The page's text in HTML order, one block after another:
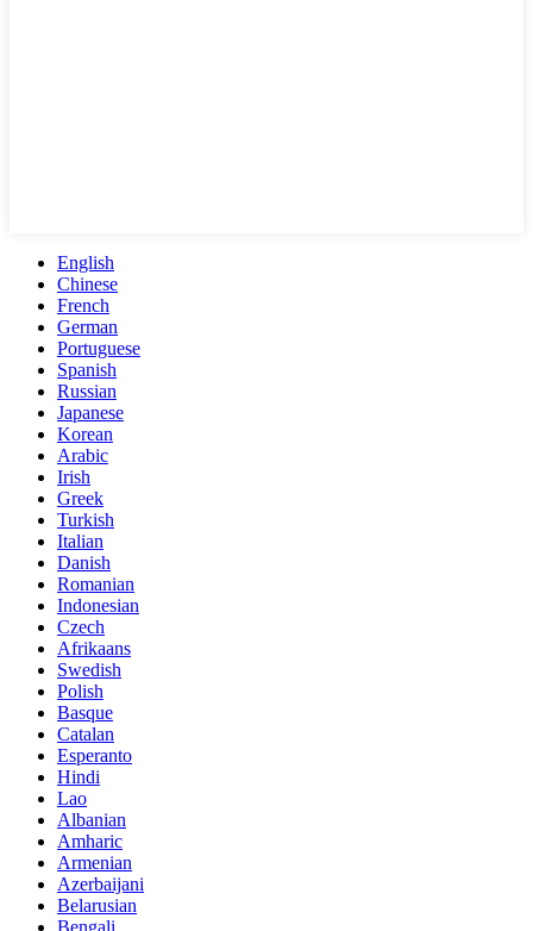
English
Chinese
French
German
Portuguese
Spanish
Russian
Japanese
Korean
Arabic
Irish
Greek
Turkish
Italian
Danish
Romanian
Indonesian
Czech
Afrikaans
Swedish
Polish
Basque
Catalan
Esperanto
Hindi
Lao
Albanian
Amharic
Armenian
Azerbaijani
Belarusian
Bengali